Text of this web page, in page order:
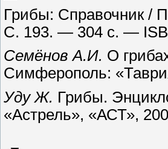
Грибы: Справочник /
С. 193. — 304 с. —
Семёнов А.И. О
Симферополь:
Уду Ж. Грибы.
«Астрель», «АСТ»,